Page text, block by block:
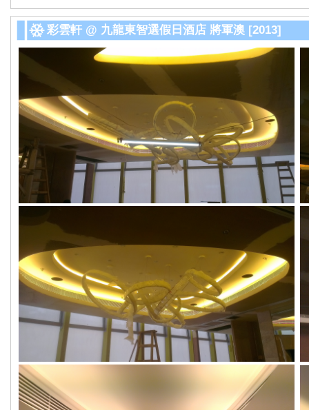
彩雲軒 @ 九龍東智選假日酒店 將軍澳 [2013]